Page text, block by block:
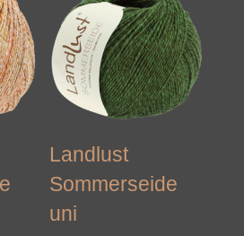
Landlust
Sommerseide
uni